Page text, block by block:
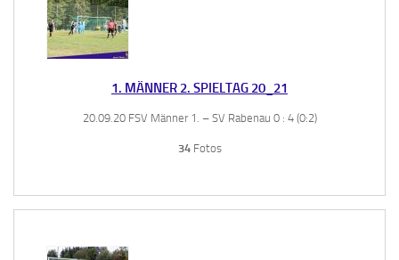
1. MÄNNER 2. SPIELTAG 20_21
20.09.20 FSV Männer 1. – SV Rabenau 0 : 4 (0:2)
34Fotos